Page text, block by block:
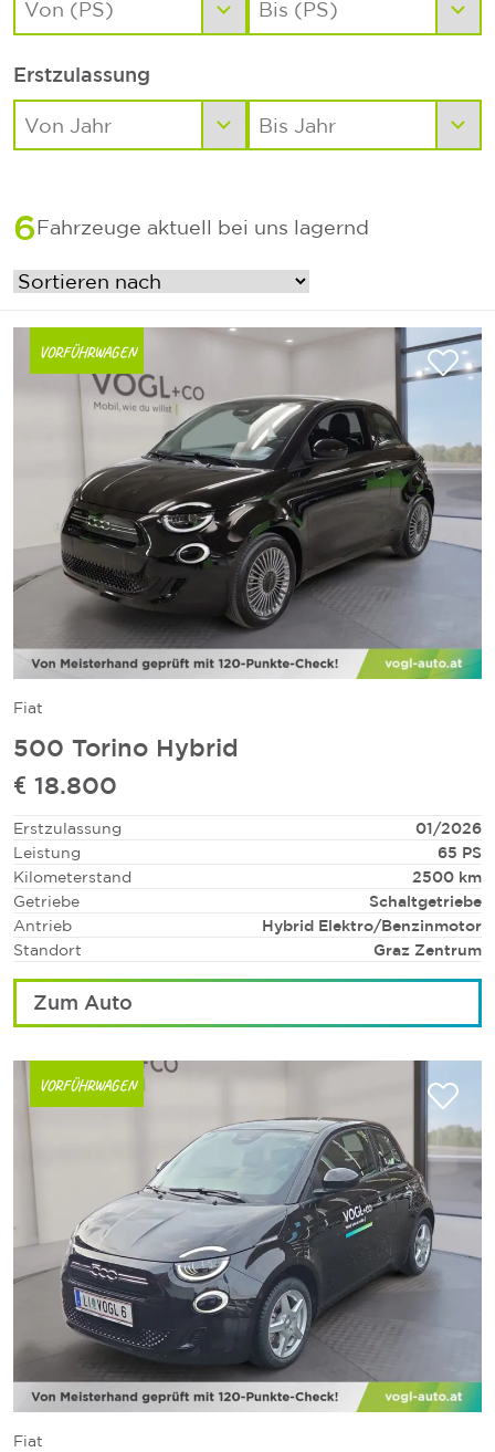
Erstzulassung
6Fahrzeuge aktuell bei uns lagernd
VORFÜHRWAGEN
Fiat
500 Torino Hybrid
€ 18.800
Erstzulassung
01/2026
Leistung
65 PS
Kilometerstand
2500 km
Getriebe
Schaltgetriebe
Antrieb
Hybrid Elektro/Benzinmotor
Standort
Graz Zentrum
Zum Auto
VORFÜHRWAGEN
Fiat